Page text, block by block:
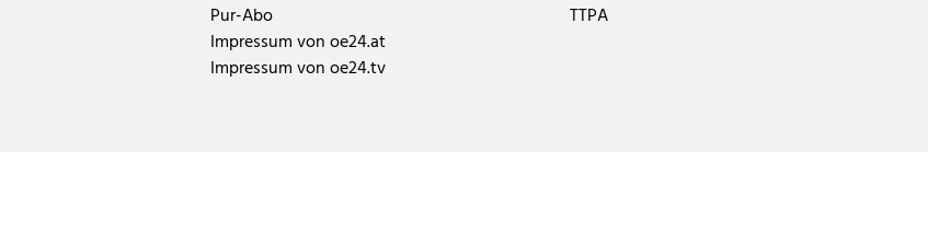
Pur-Abo
Impressum von oe24.at
Impressum von oe24.tv
TTPA